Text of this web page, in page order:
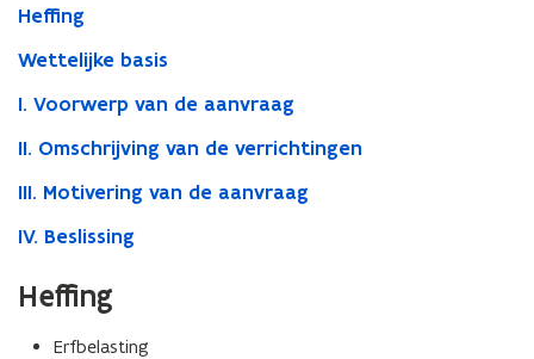
Heffing
Wettelijke basis
I. Voorwerp van de aanvraag
II. Omschrijving van de verrichtingen
III. Motivering van de aanvraag
IV. Beslissing
Heffing
Erfbelasting